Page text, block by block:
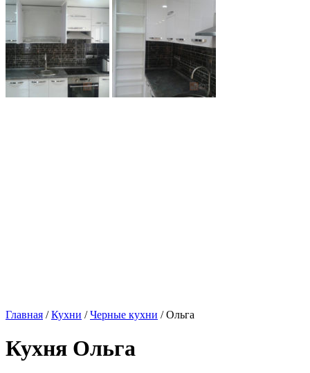
Главная /Кухни /Черные кухни / Ольга
Кухня Ольга